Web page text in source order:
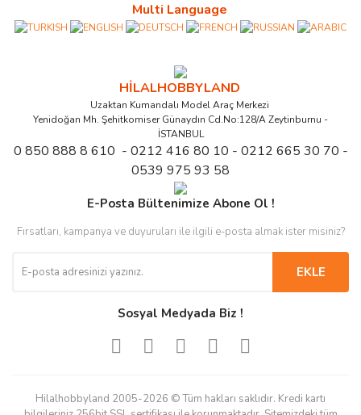
Multi Language
HİLALHOBBYLAND
Uzaktan Kumandalı Model Araç Merkezi
Yenidoğan Mh. Şehitkomiser Günaydın Cd.No:128/A Zeytinburnu -
İSTANBUL
0 850 888 8 610 - 0212 416 80 10 - 0212 665 30 70 -
0539 975 93 58
E-Posta Bültenimize Abone Ol !
Fırsatları, kampanya ve duyuruları ile ilgili e-posta almak ister misiniz?
EKLE
Sosyal Medyada Biz !
Hilalhobbyland 2005-2026 © Tüm hakları saklıdır. Kredi kartı